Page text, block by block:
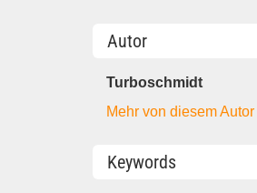
Autor
Turboschmidt
Mehr von diesem Autor
Keywords